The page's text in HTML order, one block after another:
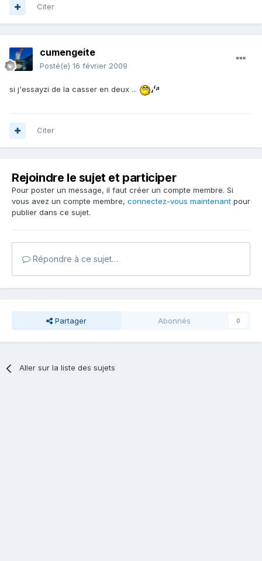
Citer
cumengeite
Posté(e) 16 février 2009
si j'essayzi de la casser en deux ...
Citer
Rejoindre le sujet et participer
Pour poster un message, il faut créer un compte membre. Si
vous avez un compte membre, connectez-vous maintenant pour
publier dans ce sujet.
Répondre à ce sujet…
Partager Abonnés 0
Aller sur la liste des sujets